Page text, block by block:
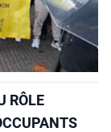
RÔLE